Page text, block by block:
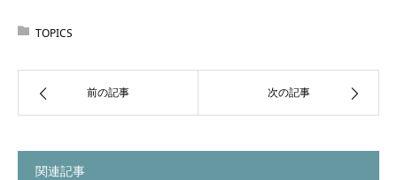
TOPICS
前の記事 次の記事
関連記事